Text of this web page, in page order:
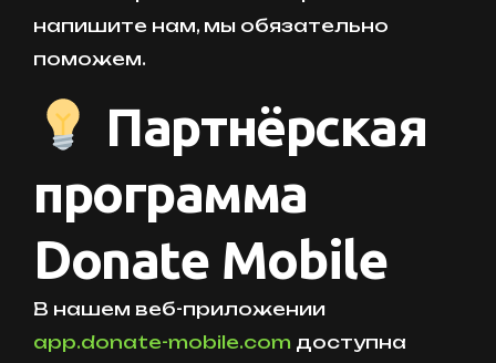
напишите нам, мы обязательно
поможем.
Партнёрская
программа
Donate Mobile
В нашем веб-приложении
app.donate-mobile.com доступна